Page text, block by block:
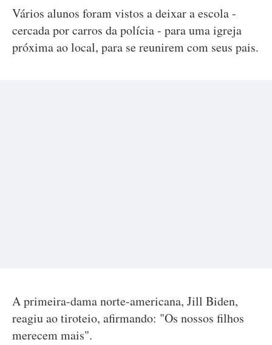
Vários alunos foram vistos a deixar a escola -
cercada por carros da polícia - para uma igreja
próxima ao local, para se reunirem com seus pais.
A primeira-dama norte-americana, Jill Biden,
reagiu ao tiroteio, afirmando: "Os nossos filhos
merecem mais".